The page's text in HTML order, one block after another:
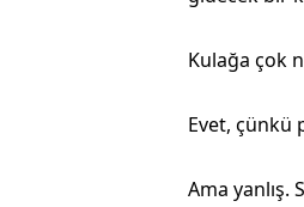
Kulağa çok
Evet, çünkü
Ama yanlış.